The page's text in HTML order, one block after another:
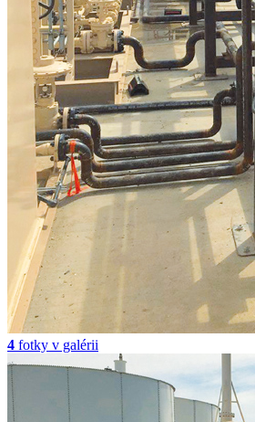
4 fotky v galérii